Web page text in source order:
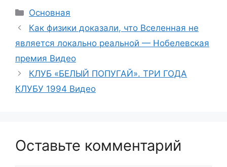
Рубрики
Основная
Как физики доказали, что Вселенная не
является локально реальной — Нобелевская
премия Видео
КЛУБ «БЕЛЫЙ ПОПУГАЙ». ТРИ ГОДА
КЛУБУ 1994 Видео
Оставьте комментарий